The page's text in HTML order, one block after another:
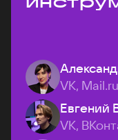
VK, Mail.ru
Евгений
VK,